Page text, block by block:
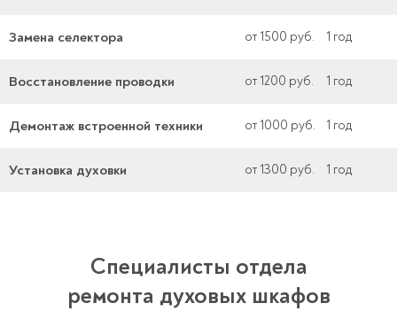
Замена селектора от 1500 руб. 1 год
Восстановление проводки от 1200 руб. 1 год
Демонтаж встроенной техники от 1000 руб. 1 год
Установка духовки от 1300 руб. 1 год
Специалисты отдела
ремонта духовых шкафов